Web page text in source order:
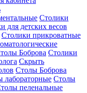
Столики
для детских весов
Столики прикроватные
Боброва Столики
Скрыть
Столы Боброва
лабораторные Столы
пеленальные